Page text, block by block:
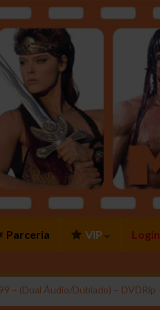
Parceria VIP Login
– (Dual Áudio/Dublado) – DVDRip